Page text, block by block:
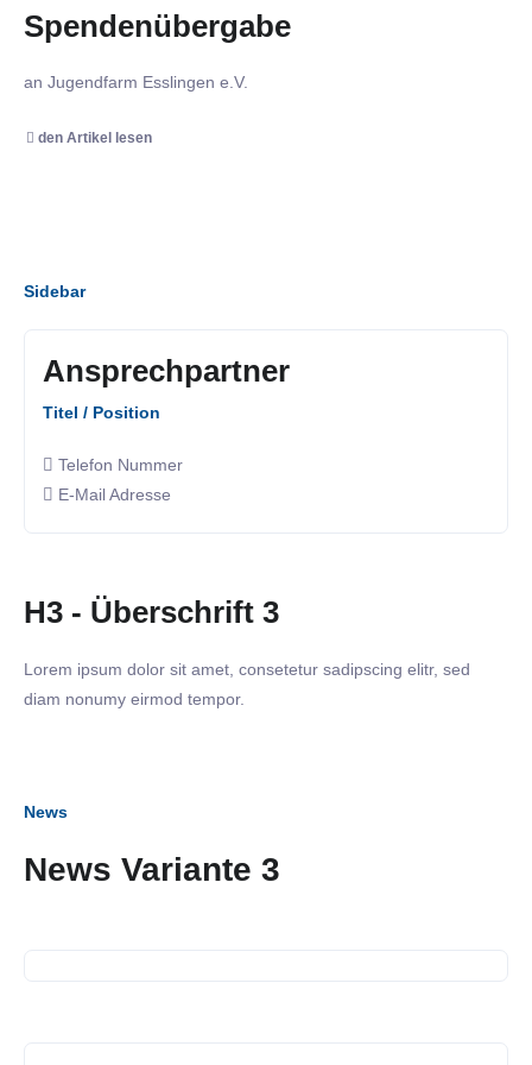
Spendenübergabe
an Jugendfarm Esslingen e.V.
den Artikel lesen
Sidebar
Ansprechpartner
Titel / Position
Telefon Nummer
E-Mail Adresse
H3 - Überschrift 3
Lorem ipsum dolor sit amet, consetetur sadipscing elitr, sed
diam nonumy eirmod tempor.
News
News Variante 3